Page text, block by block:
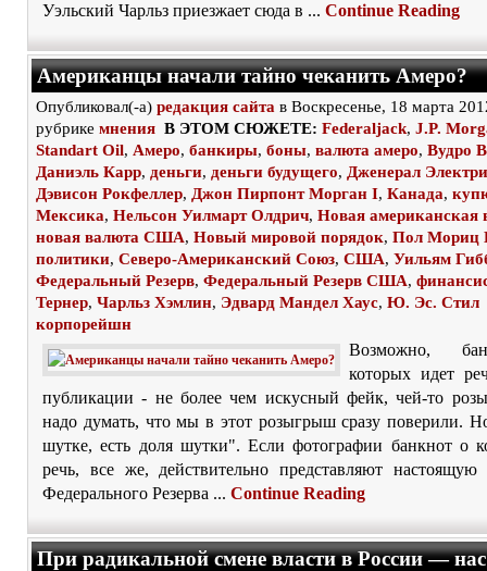
Уэльский Чарльз приезжает сюда в ... Continue Reading
Американцы начали тайно чеканить Амеро?
Опубликовал(-а) редакция сайта в Воскресенье, 18 марта
рубрике мнения В ЭТОМ СЮЖЕТЕ: Federaljack, J.P.
Standart Oil, Амеро, банкиры, боны, валюта амеро, Вудро
Даниэль Карр, деньги, деньги будущего, Дженерал
Дэвисон Рокфеллер, Джон Пирпонт Морган I, Канада,
Мексика, Нельсон Уилмарт Олдрич, Новая американская
новая валюта США, Новый мировой порядок, Пол Мориц
политики, Северо-Американский Союз, США, Уильям
Федеральный Резерв, Федеральный Резерв США,
Тернер, Чарльз Хэмлин, Эдвард Мандел Хаус, Ю. Эс. Стил
корпорейшн
Возможно,
которых идет
публикации - не более чем искусный фейк, чей-то
надо думать, что мы в этот розыгрыш сразу поверили.
шутке, есть доля шутки". Если фотографии банкнот о
речь, все же, действительно представляют
Федерального Резерва ... Continue Reading
При радикальной смене власти в России —